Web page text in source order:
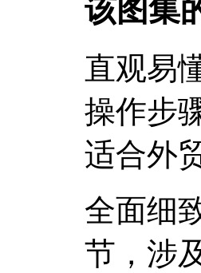
该图集
直观易
操作步
适合外
全面细
节，涉